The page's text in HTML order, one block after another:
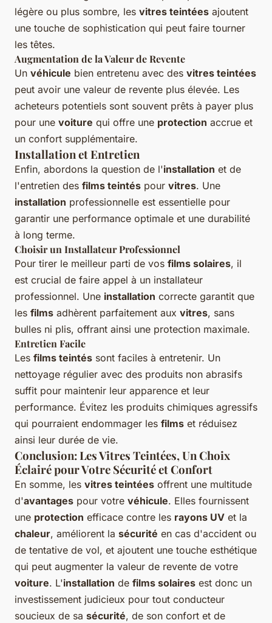
légère ou plus sombre, les vitres teintées ajoutent
une touche de sophistication qui peut faire tourner
les têtes.
Augmentation de la Valeur de Revente
Un véhicule bien entretenu avec des vitres teintées
peut avoir une valeur de revente plus élevée. Les
acheteurs potentiels sont souvent prêts à payer plus
pour une voiture qui offre une protection accrue et
un confort supplémentaire.
Installation et Entretien
Enfin, abordons la question de l'installation et de
l'entretien des films teintés pour vitres. Une
installation professionnelle est essentielle pour
garantir une performance optimale et une durabilité
à long terme.
Choisir un Installateur Professionnel
Pour tirer le meilleur parti de vos films solaires, il
est crucial de faire appel à un installateur
professionnel. Une installation correcte garantit que
les films adhèrent parfaitement aux vitres, sans
bulles ni plis, offrant ainsi une protection maximale.
Entretien Facile
Les films teintés sont faciles à entretenir. Un
nettoyage régulier avec des produits non abrasifs
suffit pour maintenir leur apparence et leur
performance. Évitez les produits chimiques agressifs
qui pourraient endommager les films et réduisez
ainsi leur durée de vie.
Conclusion: Les Vitres Teintées, Un Choix
Éclairé pour Votre Sécurité et Confort
En somme, les vitres teintées offrent une multitude
d'avantages pour votre véhicule. Elles fournissent
une protection efficace contre les rayons UV et la
chaleur, améliorent la sécurité en cas d'accident ou
de tentative de vol, et ajoutent une touche esthétique
qui peut augmenter la valeur de revente de votre
voiture. L'installation de films solaires est donc un
investissement judicieux pour tout conducteur
soucieux de sa sécurité, de son confort et de